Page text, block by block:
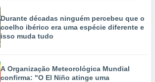
Durante décadas ninguém percebeu que o
coelho ibérico era uma espécie diferente e
isso muda tudo
A Organização Meteorológica Mundial
confirma: "O El Niño atinge uma